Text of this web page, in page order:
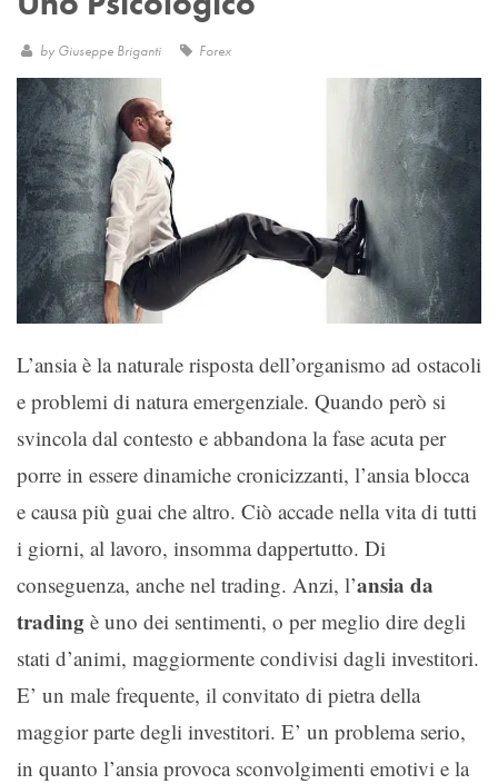
by Giuseppe Briganti Forex
L’ansia è la naturale risposta dell’organismo ad ostacoli
e problemi di natura emergenziale. Quando però si
svincola dal contesto e abbandona la fase acuta per
porre in essere dinamiche cronicizzanti, l’ansia blocca
e causa più guai che altro. Ciò accade nella vita di tutti
i giorni, al lavoro, insomma dappertutto. Di
conseguenza, anche nel trading. Anzi, l’ansia da
trading è uno dei sentimenti, o per meglio dire degli
stati d’animi, maggiormente condivisi dagli investitori.
E’ un male frequente, il convitato di pietra della
maggior parte degli investitori. E’ un problema serio,
in quanto l’ansia provoca sconvolgimenti emotivi e la